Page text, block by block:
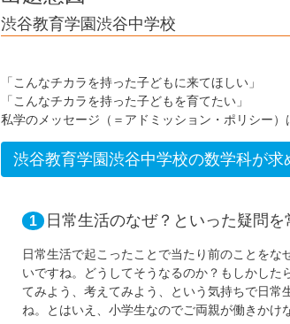
渋谷教育学園渋谷中学校
「こんなチカラを持った子どもに来てほしい」
「こんなチカラを持った子どもを育てたい」
私学のメッセージ（＝アドミッション・ポリシー）
渋谷教育学園渋谷中学校の数学科が求
1 日常生活のなぜ？といった疑問
日常生活で起こったことで当たり前のことをな
いですね。どうしてそうなるのか？もしかした
てみよう、考えてみよう、という気持ちで日常
ね。とはいえ、小学生なのでご両親が働きかけ